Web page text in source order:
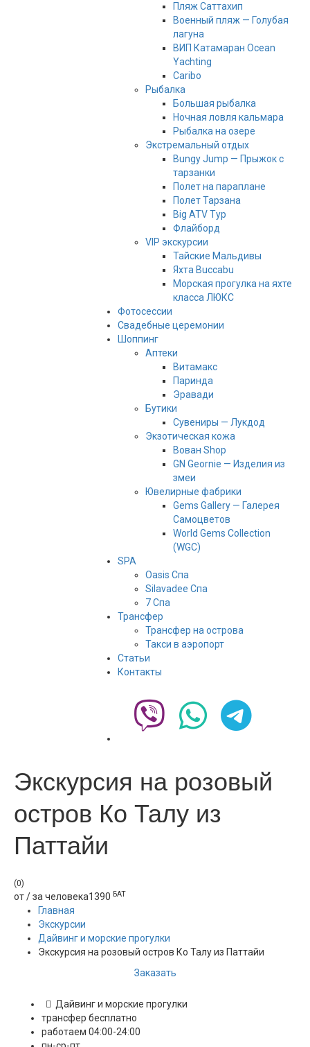
Пляж Саттахип
Военный пляж — Голубая
лагуна
ВИП Катамаран Ocean
Yachting
Caribo
Рыбалка
Большая рыбалка
Ночная ловля кальмара
Рыбалка на озере
Экстремальный отдых
Bungy Jump — Прыжок с
тарзанки
Полет на параплане
Полет Тарзана
Big ATV Тур
Флайборд
VIP экскурсии
Тайские Мальдивы
Яхта Buccabu
Морская прогулка на яхте
класса ЛЮКС
Фотосессии
Свадебные церемонии
Шоппинг
Аптеки
Витамакс
Паринда
Эравади
Бутики
Сувениры — Лукдод
Экзотическая кожа
Вован Shop
GN Geornie — Изделия из
змеи
Ювелирные фабрики
Gems Gallery — Галерея
Самоцветов
World Gems Collection
(WGC)
SPA
Oasis Спа
Silavadee Спа
7 Спа
Трансфер
Трансфер на острова
Такси в аэропорт
Статьи
Контакты
Экскурсия на розовый
остров Ко Талу из
Паттайи
(0)
от / за человека1390 БАТ
Главная
Экскурсии
Дайвинг и морские прогулки
Экскурсия на розовый остров Ко Талу из Паттайи
Заказать
Дайвинг и морские прогулки
трансфер бесплатно
работаем 04:00-24:00